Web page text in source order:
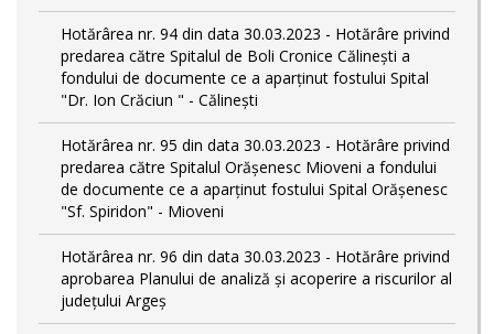
Hotărârea nr. 94 din data 30.03.2023 - Hotărâre privind
predarea către Spitalul de Boli Cronice Călinești a
fondului de documente ce a aparținut fostului Spital
"Dr. Ion Crăciun " - Călinești
Hotărârea nr. 95 din data 30.03.2023 - Hotărâre privind
predarea către Spitalul Orășenesc Mioveni a fondului
de documente ce a aparținut fostului Spital Orășenesc
"Sf. Spiridon" - Mioveni
Hotărârea nr. 96 din data 30.03.2023 - Hotărâre privind
aprobarea Planului de analiză și acoperire a riscurilor al
județului Argeș